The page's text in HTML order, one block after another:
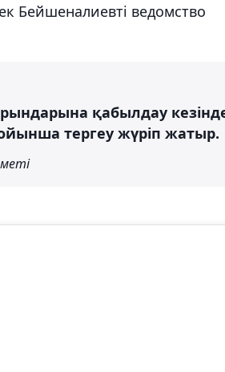
Бейшеналиевті ведомство
қабылдау
тергеу жүріп жатыр.